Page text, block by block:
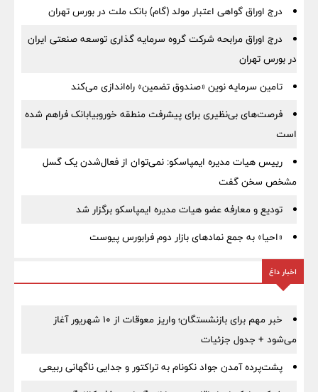
درج اوراق گواهی اعتبار مولد (گام) بانک ملت در بورس تهران
درج اوراق مرابحه شرکت گروه سرمایه گذاری توسعه صنعتی ایران
در بورس تهران
تامین سرمایه نوین «صندوق تضمین» راه‌اندازی می‌کند
فرصت‌های بی‌نظیری برای پیشرفت منطقه خوروبیابانک فراهم شده
است
رییس هیات مدیره ایمپاسکو: نمی‌توان از فعال‌شدن یک گسل
مشخص سخن گفت
تودیع و معارفه عضو هیات مدیره ایمپاسکو برگزار شد
«احیا» به جمع نمادهای بازار دوم فرابورس پیوست
اخبار داغ
خبر مهم برای بازنشستگان؛ واریز معوقات از ۱۰ شهریور آغاز
می‌شود + جدول جزئیات
پشت‌پرده آمدن جواد نکونام به تراکتور و جدایی ناگهانی ربیعی